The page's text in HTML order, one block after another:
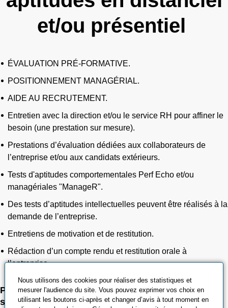
et/ou présentiel
ÉVALUATION PRÉ-FORMATIVE.
POSITIONNEMENT MANAGÉRIAL.
AIDE AU RECRUTEMENT.
Entretien avec la direction et/ou le service RH pour affiner le
besoin (une prestation sur mesure).
Prestations d’évaluation dédiées aux collaborateurs de
l’entreprise et/ou aux candidats extérieurs.
Tests d'aptitudes comportementales Perf Echo et/ou
managériales "ManageR".
Des tests d’aptitudes intellectuelles peuvent être réalisés à la
demande de l’entreprise.
Entretiens de motivation et de restitution.
Rédaction d’un compte rendu et restitution orale à
l’entreprise.
Pour en savoir plus, cliquez sur les programmes
suivants :
Nous utilisons des cookies pour réaliser des statistiques et
mesurer l'audience du site. Vous pouvez exprimer vos choix en
utilisant les boutons ci-après et changer d’avis à tout moment en